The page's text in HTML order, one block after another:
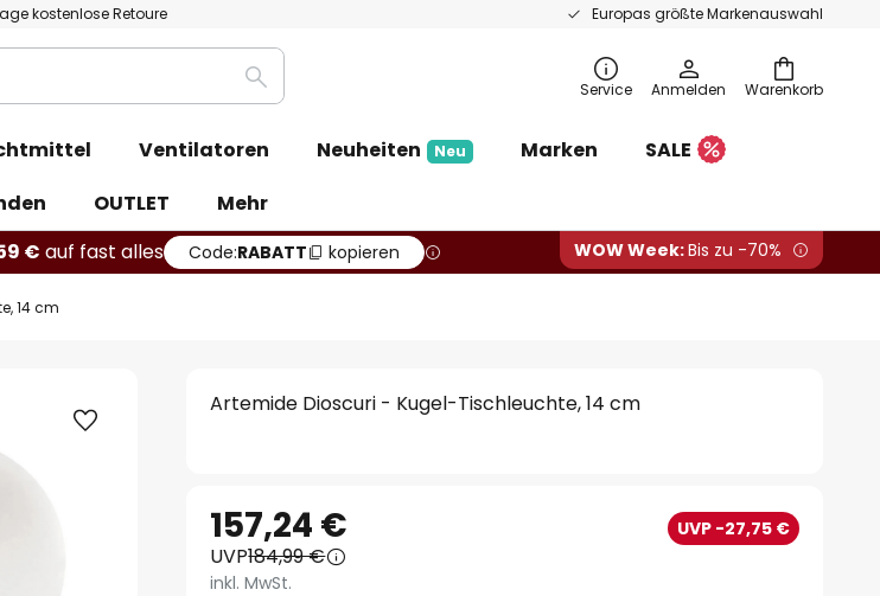
kostenlose Retoure Europas größte Markenauswahl
Warenkorb
Suche Service Anmelden
Ventilatoren Neuheiten Neu Marken
SALE
OUTLET
Mehr
€ auf fast alles Code:RABATT kopieren WOW Week:Bis zu -70%
14 cm
Artemide Dioscuri - Kugel-Tischleuchte, 14 cm
157,24 € UVP -27,75 €
UVP184,99 €
inkl. MwSt.